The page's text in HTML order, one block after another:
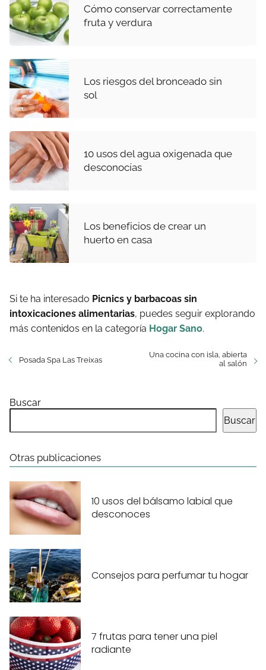
Cómo conservar correctamente
fruta y verdura
Los riesgos del bronceado sin
sol
10 usos del agua oxigenada que
desconocías
Los beneficios de crear un
huerto en casa
Si te ha interesado Picnics y barbacoas sin
intoxicaciones alimentarias, puedes seguir explorando
más contenidos en la categoría Hogar Sano.
Posada Spa Las Treixas
Una cocina con isla, abierta
al salón
Buscar
Buscar
Otras publicaciones
10 usos del bálsamo labial que
desconoces
Consejos para perfumar tu hogar
7 frutas para tener una piel
radiante